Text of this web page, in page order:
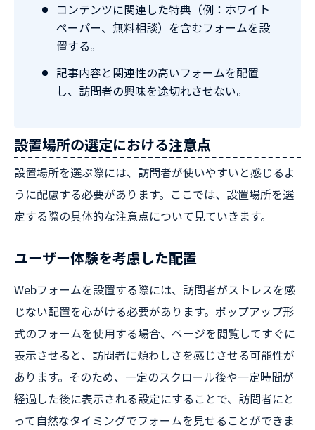
コンテンツに関連した特典（例：ホワイト
ペーパー、無料相談）を含むフォームを設
置する。
記事内容と関連性の高いフォームを配置
し、訪問者の興味を途切れさせない。
設置場所の選定における注意点
設置場所を選ぶ際には、訪問者が使いやすいと感じるよ
うに配慮する必要があります。ここでは、設置場所を選
定する際の具体的な注意点について見ていきます。
ユーザー体験を考慮した配置
Webフォームを設置する際には、訪問者がストレスを感
じない配置を心がける必要があります。ポップアップ形
式のフォームを使用する場合、ページを閲覧してすぐに
表示させると、訪問者に煩わしさを感じさせる可能性が
あります。そのため、一定のスクロール後や一定時間が
経過した後に表示される設定にすることで、訪問者にと
って自然なタイミングでフォームを見せることができま